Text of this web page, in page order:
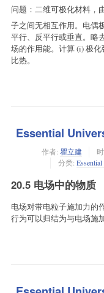
问题：二维可极化材料，
子之间无相互作用。电偶
平行、反平行或垂直。略
场的作用能。计算 (i) 极
比热。
Essential
作者: 瞿立建
分类:
20.5 电场中的物质
电场对带电粒子施加力的
行为可以归结为与电场施